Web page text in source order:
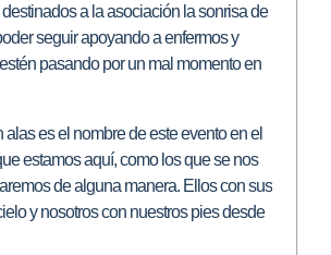
a la asociación la sonrisa de
seguir apoyando a enfermos y
pasando por un mal momento en
es el nombre de este evento en el
estamos aquí, como los que se nos
de alguna manera. Ellos con sus
y nosotros con nuestros pies desde